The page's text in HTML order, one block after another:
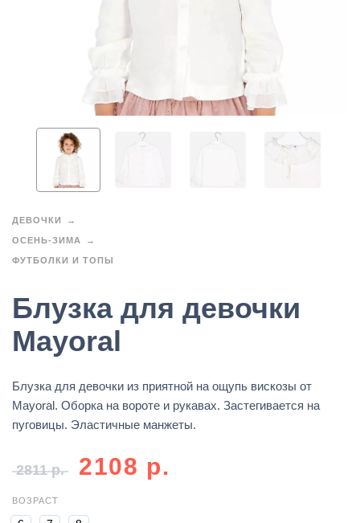
ДЕВОЧКИ
ОСЕНЬ-ЗИМА
ФУТБОЛКИ И ТОПЫ
Блузка для девочки
Mayoral
Блузка для девочки из приятной на ощупь вискозы от
Mayoral. Оборка на вороте и рукавах. Застегивается на
пуговицы. Эластичные манжеты.
2811р. 2108 р.
ВОЗРАСТ